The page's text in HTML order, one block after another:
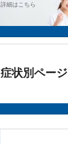
詳細はこちら
症状別ページ